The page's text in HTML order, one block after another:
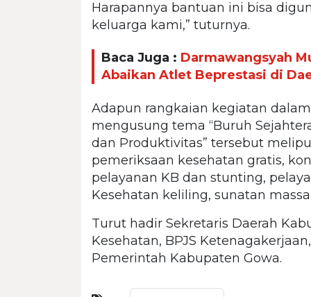
Harapannya bantuan ini bisa
keluarga kami,” tuturnya.
Baca Juga : Darmawangsyah
Abaikan Atlet Beprestasi di
Adapun rangkaian kegiatan
mengusung tema “Buruh
dan Produktivitas” tersebut
pemeriksaan kesehatan gratis,
pelayanan KB dan stunting,
Kesehatan keliling, sunatan
Turut hadir Sekretaris Daerah
Kesehatan, BPJS
Pemerintah Kabupaten Gowa.